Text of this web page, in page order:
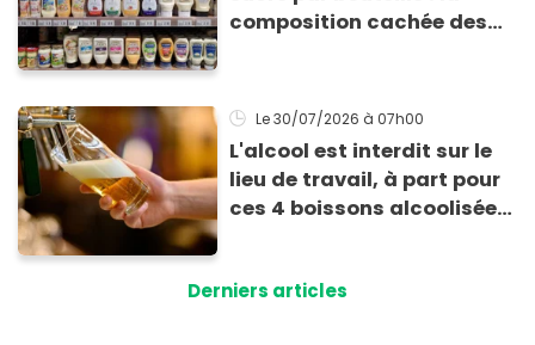
composition cachée des
ultra-saines)
Le 30/07/2026 à 07h00
L'alcool est interdit sur le
lieu de travail, à part pour
ces 4 boissons alcoolisées
Derniers articles